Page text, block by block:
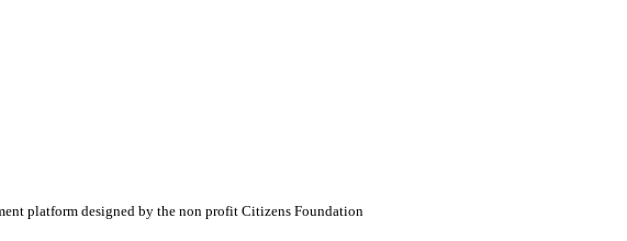
platform designed by the non profit Citizens Foundation